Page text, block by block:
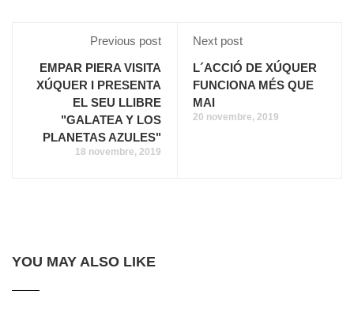
Previous post
EMPAR PIERA VISITA
XÚQUER I PRESENTA
EL SEU LLIBRE
"GALATEA Y LOS
PLANETAS AZULES"
18 novembre, 2019
Next post
L´ACCIÓ DE XÚQUER
FUNCIONA MÉS QUE
MAI
20 novembre, 2019
YOU MAY ALSO LIKE